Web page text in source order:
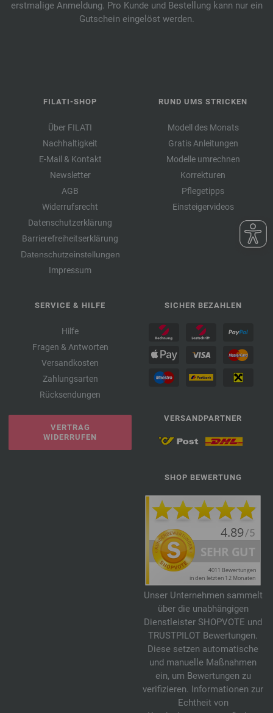
erstmalige Anmeldung. Pro Kunde und Bestellung kann nur ein
Gutschein eingelöst werden.
FILATI-SHOP
Über FILATI
Nachhaltigkeit
E-Mail & Kontakt
Newsletter
AGB
Widerrufsrecht
Datenschutzerklärung
Barrierefreiheitserklärung
Datenschutzeinstellungen
Impressum
RUND UMS STRICKEN
Modell des Monats
Gratis Anleitungen
Modelle umrechnen
Korrekturen
Pflegetipps
Einsteigervideos
SERVICE & HILFE
Hilfe
Fragen & Antworten
Versandkosten
Zahlungsarten
Rücksendungen
VERTRAG
WIDERRUFEN
SICHER BEZAHLEN
VERSANDPARTNER
SHOP BEWERTUNG
Unser Unternehmen sammelt
über die unabhängigen
Dienstleister SHOPVOTE und
TRUSTPILOT Bewertungen.
Diese setzen automatische
und manuelle Maßnahmen
ein, um Bewertungen zu
verifizieren. Informationen zur
Echtheit von